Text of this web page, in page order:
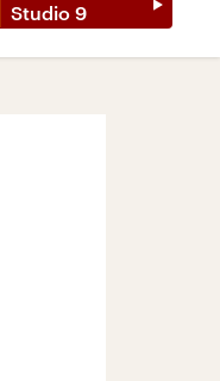
Studio 9